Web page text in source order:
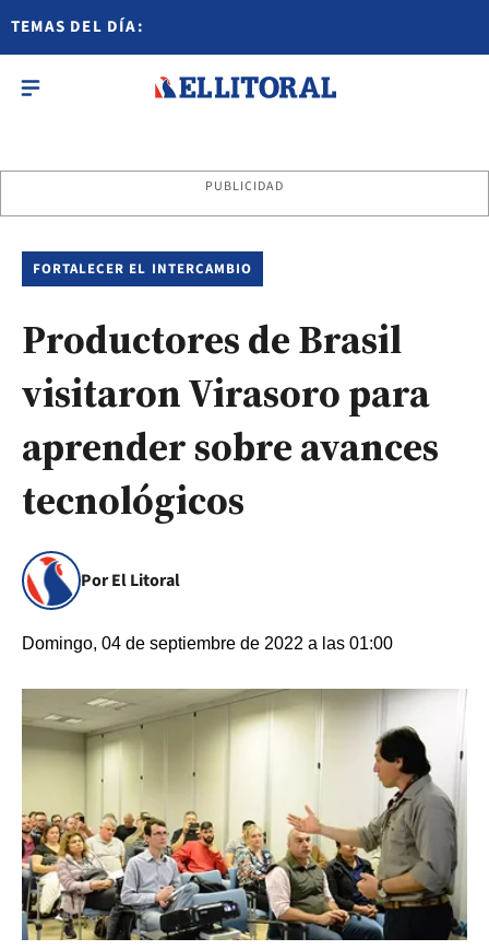
TEMAS DEL DÍA:
PUBLICIDAD
FORTALECER EL INTERCAMBIO
Productores de Brasil
visitaron Virasoro para
aprender sobre avances
tecnológicos
Por El Litoral
Domingo, 04 de septiembre de 2022 a las 01:00